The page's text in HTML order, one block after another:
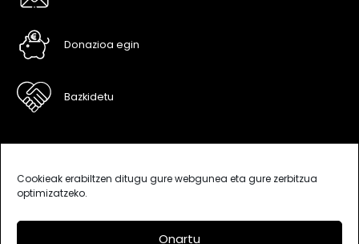
Cookieak erabiltzen ditugu gure webgunea eta gure zerbitzua
optimizatzeko.
Onartu
Donazioa egin
Bazkidetu